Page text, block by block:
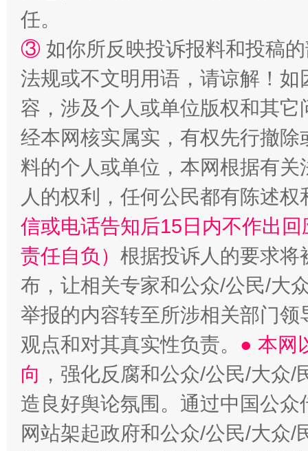
任。
③ 如你所反映投诉报料和投稿
法规或不文明用语，请谅解！
容，涉及个人或单位版权和其它
经本网核实属实，有权先行撤
料的个人或单位，本网根据有
人的权利，任何公民都有陈述
信或电话告知后15日内不作出
责任自负） 根据投诉人的要求将
布，让相关专家和公众/公民/大
举报的内容转至所涉相关部门
观点和对其真实性负责。 ● 本网
向 ，强化反腐和公众/公民/大众
造良好舆论氛围。通过中国公
网站架起政府和公众/公民/大众